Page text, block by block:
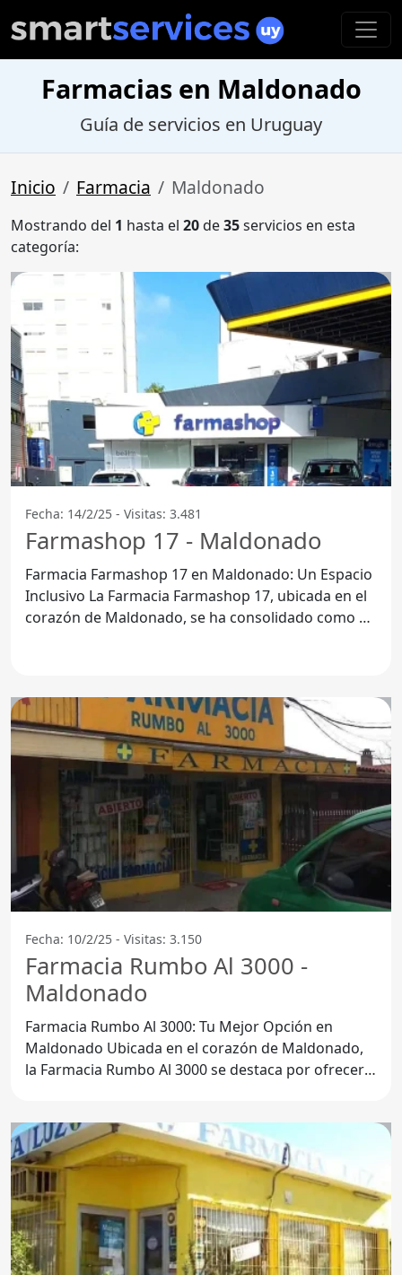
Farmacias en Maldonado
Guía de servicios en Uruguay
Inicio Farmacia Maldonado
Mostrando del 1 hasta el 20de35servicios en esta
categoría:
Fecha: 14/2/25 - Visitas: 3.481
Farmashop 17 - Maldonado
Farmacia Farmashop 17 en Maldonado: Un Espacio
Inclusivo La Farmacia Farmashop 17, ubicada en el
corazón de Maldonado, se ha consolidado como un
Fecha: 10/2/25 - Visitas: 3.150
Farmacia Rumbo Al 3000 -
Maldonado
Farmacia Rumbo Al 3000: Tu Mejor Opción en
Maldonado Ubicada en el corazón de Maldonado,
la Farmacia Rumbo Al 3000 se destaca por ofrecer